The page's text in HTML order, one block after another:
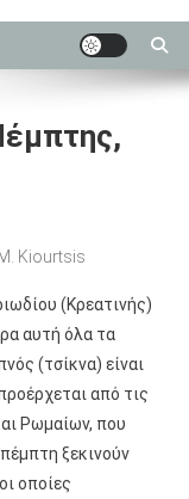
Kiourtsis
(Κρεατινής)
αυτή όλα τα
(τσίκνα) είναι
από τις
Ρωμαίων, που
ξεκινούν
οποίες